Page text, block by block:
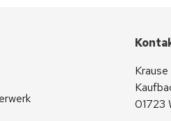
01723